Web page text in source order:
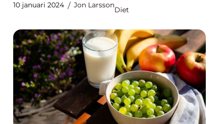
10 januari 2024 Jon Larsson
Diet